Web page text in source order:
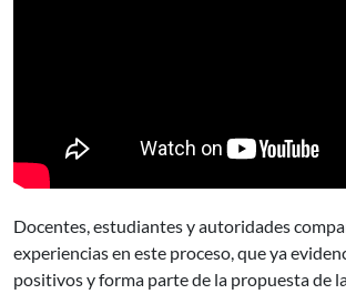
Docentes, estudiantes y autoridades
experiencias en este proceso, que ya
positivos y forma parte de la propuesta de